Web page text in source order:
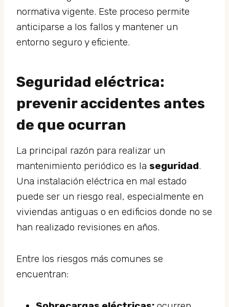
normativa vigente. Este proceso permite
anticiparse a los fallos y mantener un
entorno seguro y eficiente.
Seguridad eléctrica:
prevenir accidentes antes
de que ocurran
La principal razón para realizar un
mantenimiento periódico es la seguridad.
Una instalación eléctrica en mal estado
puede ser un riesgo real, especialmente en
viviendas antiguas o en edificios donde no se
han realizado revisiones en años.
Entre los riesgos más comunes se
encuentran: